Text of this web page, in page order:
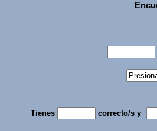
Tienes correcto/s y